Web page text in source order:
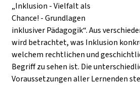
„Inklusion - Vielfalt als
Chance! - Grundlagen
inklusiver Pädagogik“. Aus
wird betrachtet, was Inklusion
welchem rechtlichen und
Begriff zu sehen ist. Die
Voraussetzungen aller Lernenden